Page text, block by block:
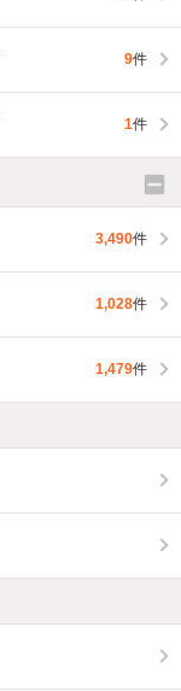
9件
1件
3,490件
1,028件
1,479件